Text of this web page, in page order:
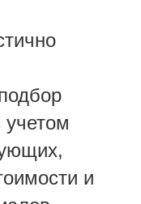
учетом
и